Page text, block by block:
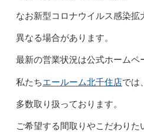
なお新型コロナウイルス感染
異なる場合があります。
最新の営業状況は公式ホームペ
私たちエールーム北千住店では
多数取り扱っております。
ご希望する間取りやこだわりた